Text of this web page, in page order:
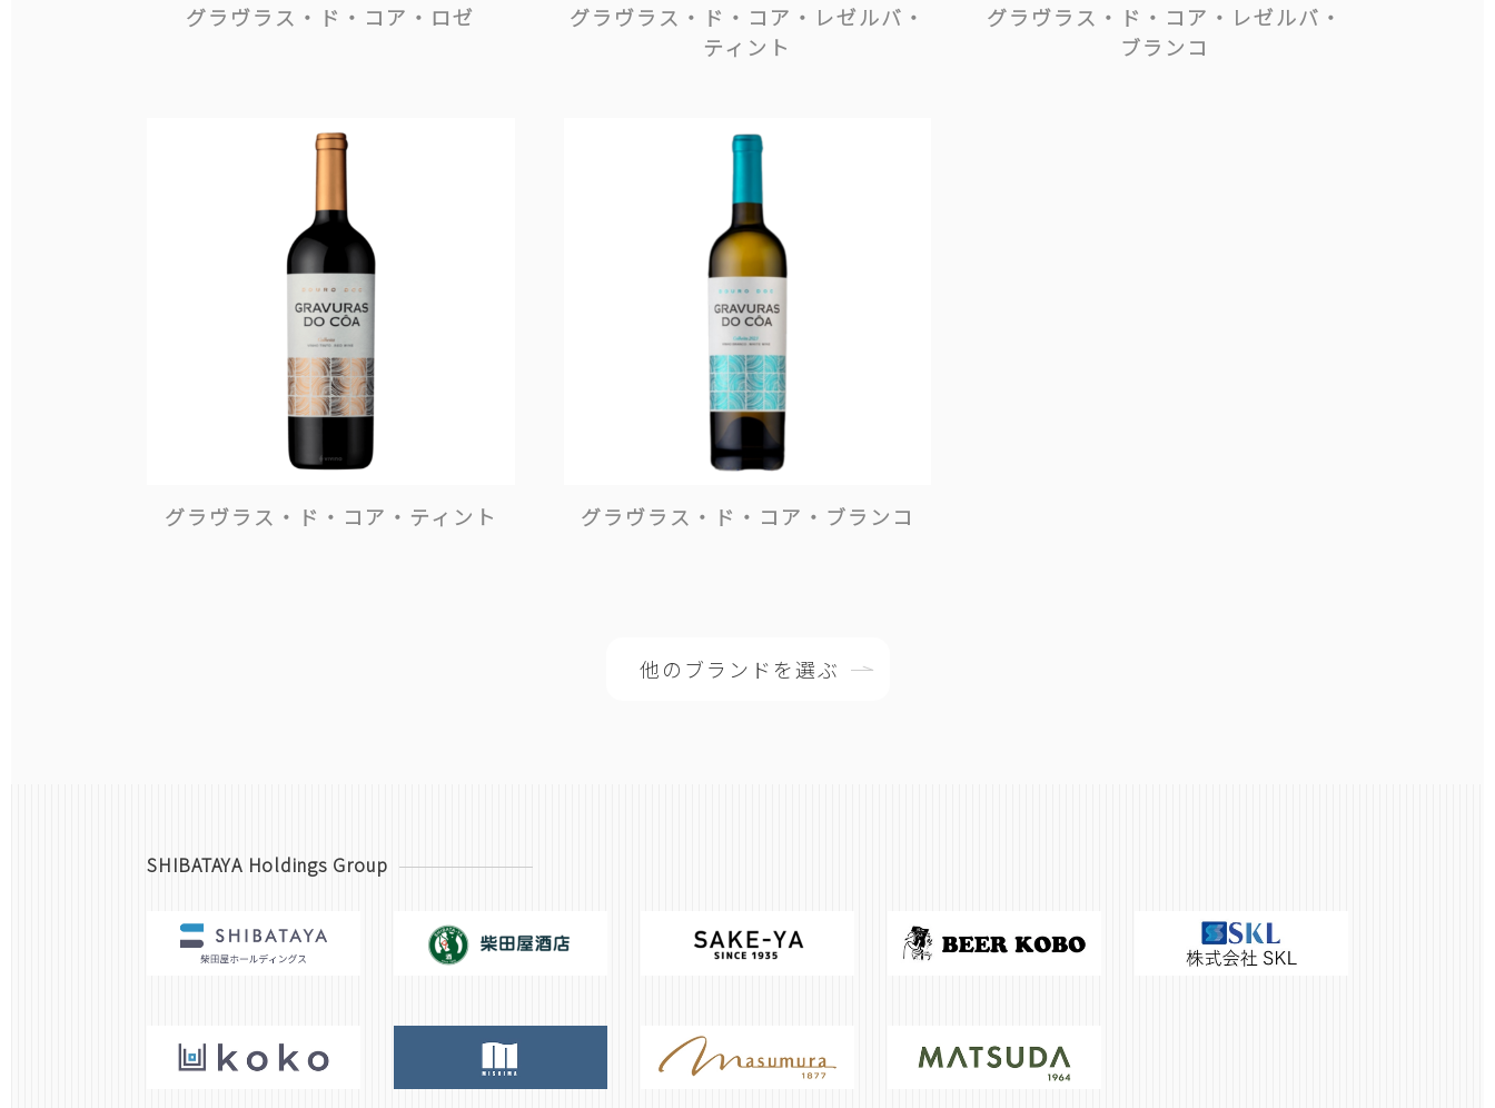
グラヴラス・ド・コア・ロゼ
グラヴラス・ド・コア・レゼルバ・
ティント
グラヴラス・ド・コア・レゼルバ・
ブランコ
グラヴラス・ド・コア・ティント グラヴラス・ド・コア・ブランコ
他のブランドを選ぶ
SHIBATAYA Holdings Group